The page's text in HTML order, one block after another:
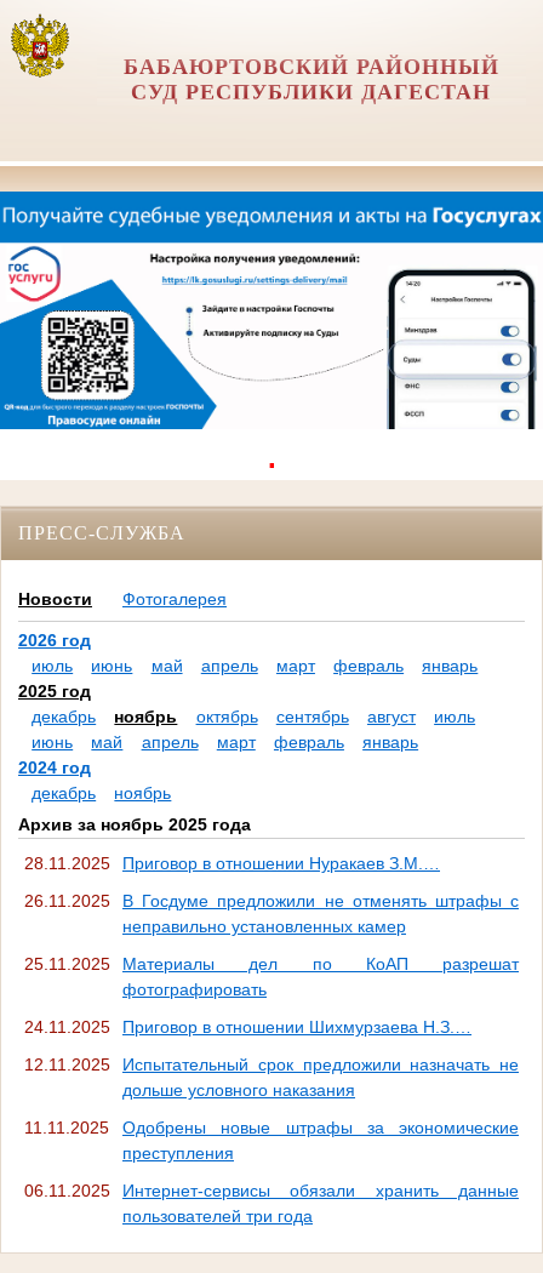
БАБАЮРТОВСКИЙ РАЙОННЫЙ
СУД РЕСПУБЛИКИ ДАГЕСТАН
.
ПРЕСС-СЛУЖБА
Новости Фотогалерея
2026 год
июль
июнь май апрель март февраль
январь
2025 год
декабрь
ноябрь октябрь сентябрь август
июль
июнь
май апрель март февраль
январь
2024 год
декабрь
ноябрь
Архив за ноябрь 2025 года
28.11.2025
Приговор в отношении Нуракаев З.М.…
26.11.2025
В Госдуме предложили не отменять штрафы с
неправильно установленных камер
25.11.2025
Материалы дел по КоАП разрешат
фотографировать
24.11.2025
Приговор в отношении Шихмурзаева Н.З.…
12.11.2025
Испытательный срок предложили назначать не
дольше условного наказания
11.11.2025
Одобрены новые штрафы за экономические
преступления
06.11.2025
Интернет-сервисы обязали хранить данные
пользователей три года